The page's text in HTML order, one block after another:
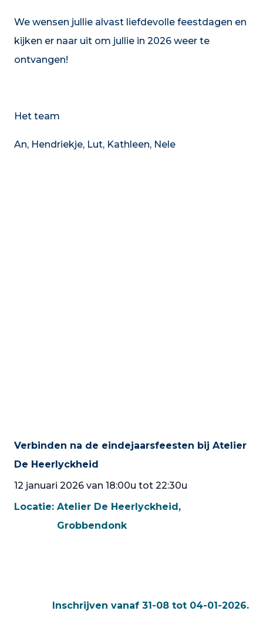
We wensen jullie alvast liefdevolle feestdagen en
kijken er naar uit om jullie in 2026 weer te
ontvangen!
Het team
An, Hendriekje, Lut, Kathleen, Nele
Verbinden na de eindejaarsfeesten bij Atelier
De Heerlyckheid
12 januari 2026 van 18:00u tot 22:30u
Locatie: Atelier De Heerlyckheid,
Grobbendonk
Inschrijven vanaf 31-08 tot 04-01-2026.